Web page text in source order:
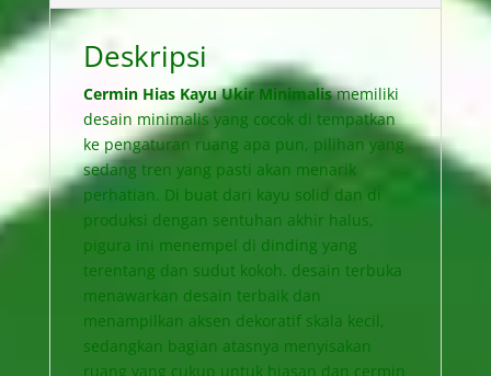
Deskripsi
Cermin Hias Kayu Ukir Minimalismemiliki
desain minimalis yang cocok di tempatkan
ke pengaturan ruang apa pun, pilihan yang
sedang tren yang pasti akan menarik
perhatian. Di buat dari kayu solid dan di
produksi dengan sentuhan akhir halus,
pigura ini menempel di dinding yang
terentang dan sudut kokoh. desain terbuka
menawarkan desain terbaik dan
menampilkan aksen dekoratif skala kecil,
sedangkan bagian atasnya menyisakan
ruang yang cukup untuk hiasan dan cermin